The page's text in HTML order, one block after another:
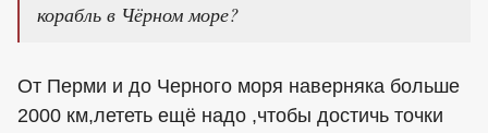
корабль в Чёрном море?
От Перми и до Черного моря наверняка больше
2000 км,лететь ещё надо ,чтобы достичь точки